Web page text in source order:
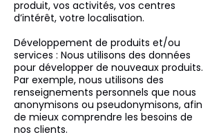
produit, vos activités, vos centres
d’intérêt, votre localisation.
Développement de produits et/ou
services : Nous utilisons des données
pour développer de nouveaux produits.
Par exemple, nous utilisons des
renseignements personnels que nous
anonymisons ou pseudonymisons, afin
de mieux comprendre les besoins de
nos clients.